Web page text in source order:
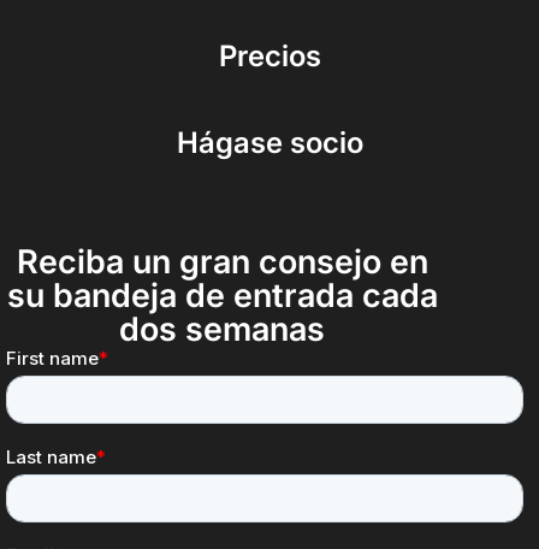
Precios
Hágase socio
Reciba un gran consejo en
su bandeja de entrada cada
dos semanas